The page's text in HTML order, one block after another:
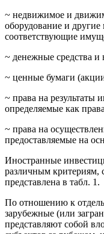
~ недвижимое и
оборудование и
соответствующие
~ денежные средства и
~ ценные бумаги
~ права на результаты
определяемые как
~ права на
предоставляемые на
Иностранные
различным критериям,
представлена в табл. 1.
По отношению к
зарубежные (или
представляют собой